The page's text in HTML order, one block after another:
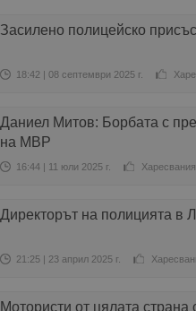
Засилено полицейско
18:42 | 08 септември 2025 г.
Даниел Митов: Борбата с
на МВР
16:44 | 11 юли 2025 г.
Директорът на полицията в
21:25 | 23 април 2025 г.
Мотористи от цялата страна